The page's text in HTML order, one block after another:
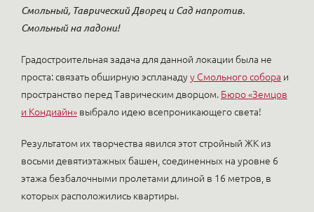
Смольный, Таврический Дворец и Сад напротив.
Смольный на ладони!
Градостроительная задача для данной локации была не
проста: связать обширную эспланадуу Смольного собора и
пространство перед Таврическим дворцом. Бюро «Земцов
и Кондиайн» выбрало идею всепроникающего света!
Результатом их творчества явился этот стройный ЖК из
восьми девятиэтажных башен, соединенных на уровне 6
этажа безбалочными пролетами длиной в 16 метров, в
которых расположились квартиры.